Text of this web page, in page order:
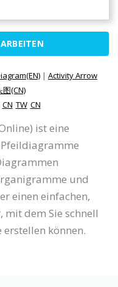
| Activity Arrow
(CN)
CN TW CN
ist eine
und
einen einfachen,
dem Sie schnell
können.